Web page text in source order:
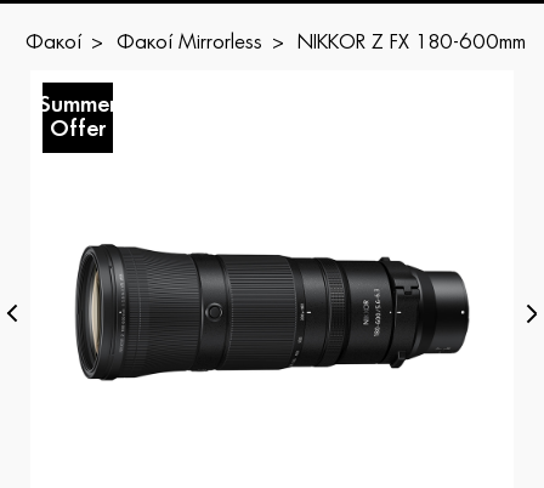
Φακοί Φακοί Mirrorless NIKKOR Z FX 180-600mm
Summer
Offer